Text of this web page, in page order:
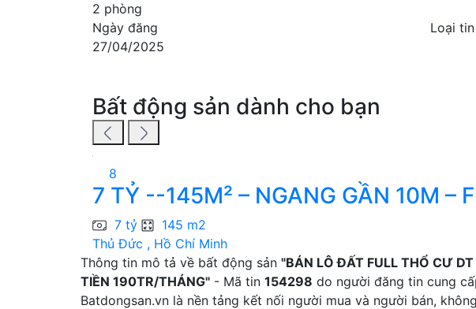
2 phòng
Ngày đăng
27/04/2025
Loại tin
Bất động sản dành cho bạn
8
7 TỶ --145M² – NGANG GẦN 10M –
7 tỷ
145 m2
Thủ Đức , Hồ Chí Minh
Thông tin mô tả về bất động sản "BÁN LÔ ĐẤT FULL THỔ CƯ
TIỀN 190TR/THÁNG" - Mã tin 154298 do người đăng tin cung
Batdongsan.vn là nền tảng kết nối người mua và người bán,